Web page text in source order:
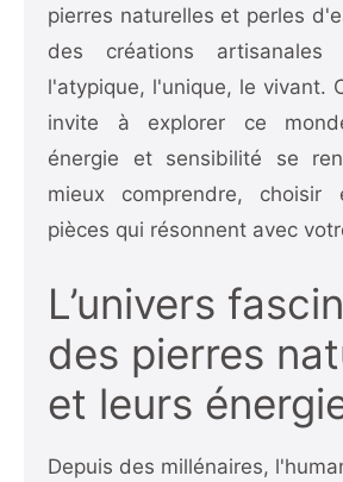
pierres naturelles et perles
des créations artisanales
l'atypique, l'unique, le vivant.
invite à explorer ce
énergie et sensibilité se
mieux comprendre,
pièces qui résonnent avec
L’univers
des pierres
et leurs
Depuis des millénaires,